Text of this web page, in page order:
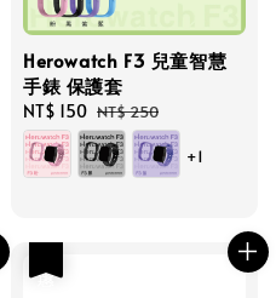
Herowatch F3 兒童智慧
手錶 保護套
Sale
price
NT$ 150 Regular
price
NT$ 250
+1